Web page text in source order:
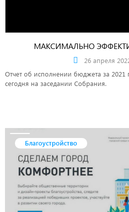
МАКСИМАЛЬНО
26 апреля
Отчет об исполнении бюджета за 2021
сегодня на заседании Собрания.
Благоустройство